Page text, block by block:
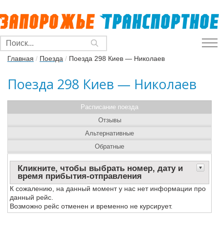
Главная / Поезда / Поезда 298 Киев — Николаев
Поезда 298 Киев — Николаев
Расписание поезда
Кликните, чтобы выбрать номер, дату и
время прибытия-отправления
К сожалению, на данный момент у нас нет информации про
данный рейс.
Возможно рейс отменен и временно не курсирует.
Отзывы
Альтернативные
Обратные